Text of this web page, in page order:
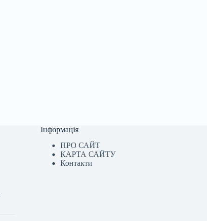
Інформація
ПРО САЙТ
КАРТА САЙТУ
Контакти